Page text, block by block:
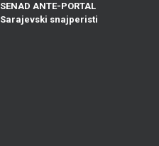
SENAD ANTE-PORTAL
Sarajevski snajperisti